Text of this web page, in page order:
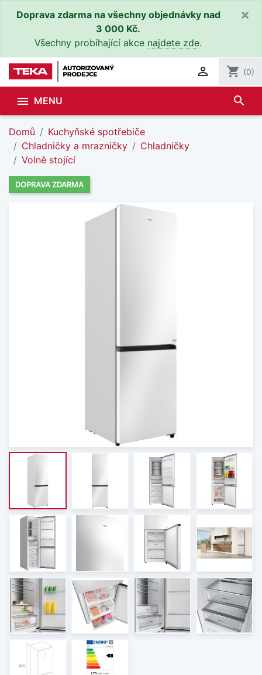
Doprava zdarma na všechny objednávky nad
3 000 Kč.
Všechny probíhající akce najdete zde.
×
 shopping_cart (0)
 MENU search
Domů
Kuchyňské spotřebiče
Chladničky a mrazničky
Chladničky
Volně stojící
DOPRAVA ZDARMA